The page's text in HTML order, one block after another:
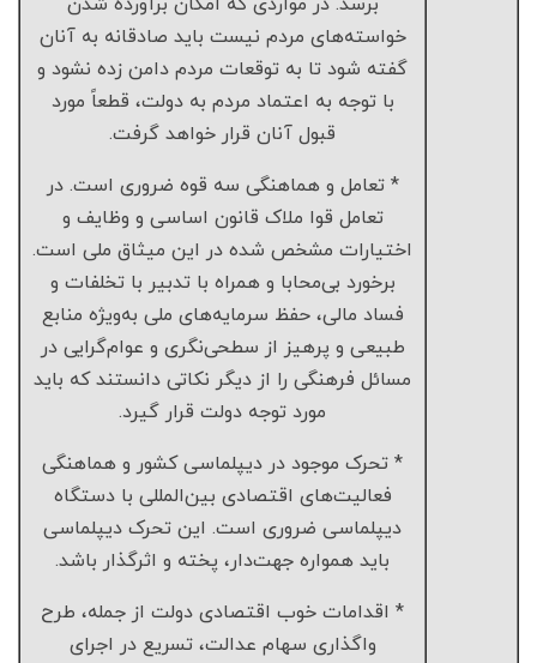
خواسته‌های مردم نیست باید صادقانه به آنان
گفته شود تا به توقعات مردم دامن زده نشود و
با توجه به اعتماد مردم به دولت، قطعاً مورد
قبول آنان قرار خواهد گرفت.
* تعامل و هماهنگی سه قوه ضروری است. در
تعامل قوا ملاک قانون اساسی و وظایف و
اختیارات مشخص شده در این میثاق ملی است.
برخورد بی‌محابا و همراه با تدبیر با تخلفات و
فساد مالی، حفظ سرمایه‌های ملی به‌ویژه منابع
طبیعی و پرهیز از سطحی‌نگری و عوام‌گرایی در
مسائل فرهنگی را از دیگر نکاتی دانستند که باید
مورد توجه دولت قرار گیرد.
* تحرک موجود در دیپلماسی کشور و هماهنگی
فعالیت‌های اقتصادی بین‌المللی با دستگاه
دیپلماسی ضروری است. این تحرک دیپلماسی
باید همواره جهت‌دار، پخته و اثرگذار باشد.
* اقدامات خوب اقتصادی دولت از جمله، طرح
واگذاری سهام عدالت، تسریع در اجرای